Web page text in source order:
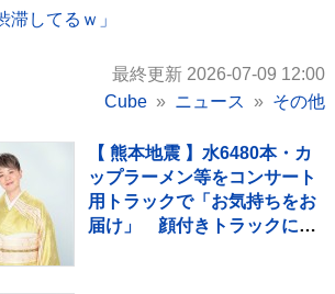
滞してるｗ」
最終更新 2026-07-09 12:00
Cube
ニュース その他
【 熊本地震 】水6480本・カ
ップラーメン等をコンサート
用トラックで「お気持ちをお
届け」 顔付きトラックにた